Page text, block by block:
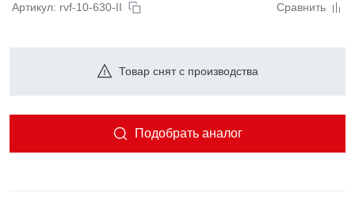
Артикул: rvf-10-630-II Сравнить
Товар снят с производства
Подобрать аналог